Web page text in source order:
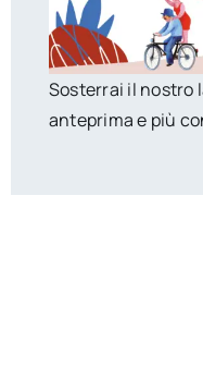
Sosterrai il nostro
anteprima e più